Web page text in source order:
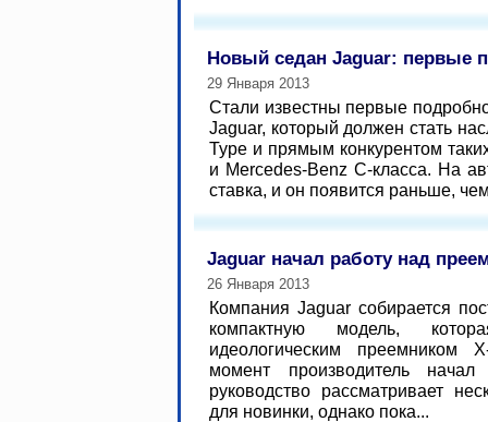
Новый седан Jaguar: первые
29 Января 2013
Стали известны первые
Jaguar, который должен стать
Type и прямым конкурентом
и Mercedes-Benz C-класса. На
ставка, и он появится раньше,
Jaguar начал работу над
26 Января 2013
Компания Jaguar собирается
компактную модель,
идеологическим преемником
момент производитель
руководство рассматривает
для новинки, однако пока...